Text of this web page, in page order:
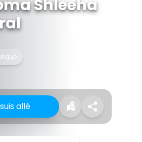
Shleeha
allé